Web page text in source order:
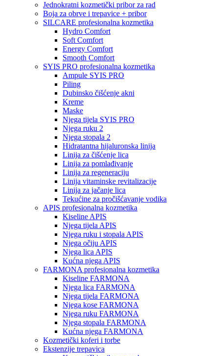
Jednokratni kozmetički pribor za rad
Boja za obrve i trepavice + pribor
SILCARE profesionalna kozmetika
Hydro Comfort
Soft Comfort
Energy Comfort
Smooth Comfort
SYIS PRO profesionalna kozmetika
Ampule SYIS PRO
Piling
Dubinsko čišćenje akni
Kreme
Maske
Njega tijela SYIS PRO
Njega ruku 2
Njega stopala 2
Hidratantna hijaluronska linija
Linija za čišćenje lica
Linija za pomlađivanje
Linija za regeneraciju
Linija vitaminske revitalizacije
Linija za jačanje lica
Tekućine za pročišćavanje vodika
APIS profesionalna kozmetika
Kiseline APIS
Njega tijela APIS
Njega ruku i stopala APIS
Njega očiju APIS
Njega lica APIS
Kućna njega APIS
FARMONA profesionalna kozmetika
Kiseline FARMONA
Njega lica FARMONA
Njega tijela FARMONA
Njega kose FARMONA
Njega ruku FARMONA
Njega stopala FARMONA
Kućna njega FARMONA
Kozmetički koferi i torbe
Ekstenzije trepavica